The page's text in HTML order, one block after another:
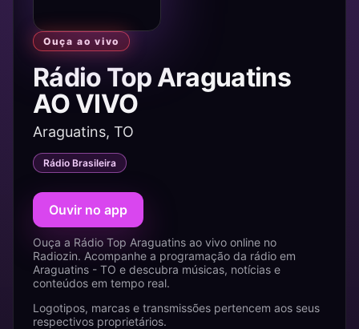
Ouça ao vivo
Rádio Top Araguatins
AO VIVO
Araguatins, TO
Rádio Brasileira
Ouvir no app
Ouça a Rádio Top Araguatins ao vivo online no
Radiozin. Acompanhe a programação da rádio em
Araguatins - TO e descubra músicas, notícias e
conteúdos em tempo real.
Logotipos, marcas e transmissões pertencem aos seus
respectivos proprietários.